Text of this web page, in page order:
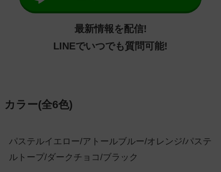
最新情報を配信!
LINEでいつでも質問可能!
カラー(全6色)
パステルイエロー/アトールブルー/オレンジ/パステ
ルトープ/ダークチョコ/ブラック